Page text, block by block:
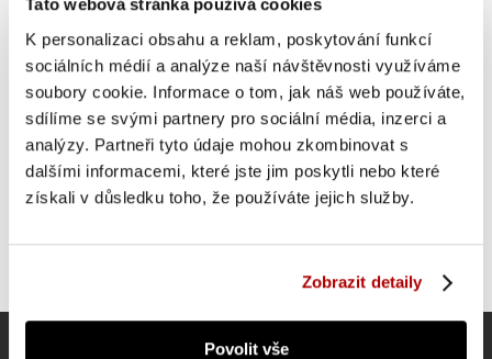
Tato webová stránka používá cookies
K personalizaci obsahu a reklam, poskytování funkcí
sociálních médií a analýze naší návštěvnosti využíváme
soubory cookie. Informace o tom, jak náš web používáte,
sdílíme se svými partnery pro sociální média, inzerci a
analýzy. Partneři tyto údaje mohou zkombinovat s
dalšími informacemi, které jste jim poskytli nebo které
získali v důsledku toho, že používáte jejich služby.
Zobrazit detaily
Povolit vše
SUPER CENA